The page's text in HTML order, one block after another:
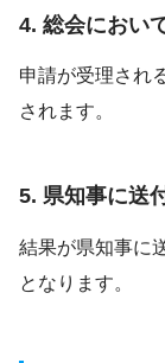
4. 総会におい
申請が受理され
されます。
5. 県知事に送
結果が県知事に
となります。